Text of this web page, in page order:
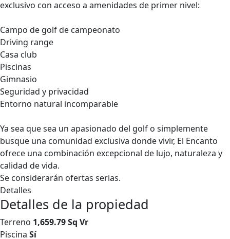
exclusivo con acceso a amenidades de primer nivel:
Campo de golf de campeonato
Driving range
Casa club
Piscinas
Gimnasio
Seguridad y privacidad
Entorno natural incomparable
Ya sea que sea un apasionado del golf o simplemente
busque una comunidad exclusiva donde vivir, El Encanto
ofrece una combinación excepcional de lujo, naturaleza y
calidad de vida.
Se considerarán ofertas serias.
Detalles
Detalles de la propiedad
Terreno 1,659.79 Sq Vr
Piscina Sí